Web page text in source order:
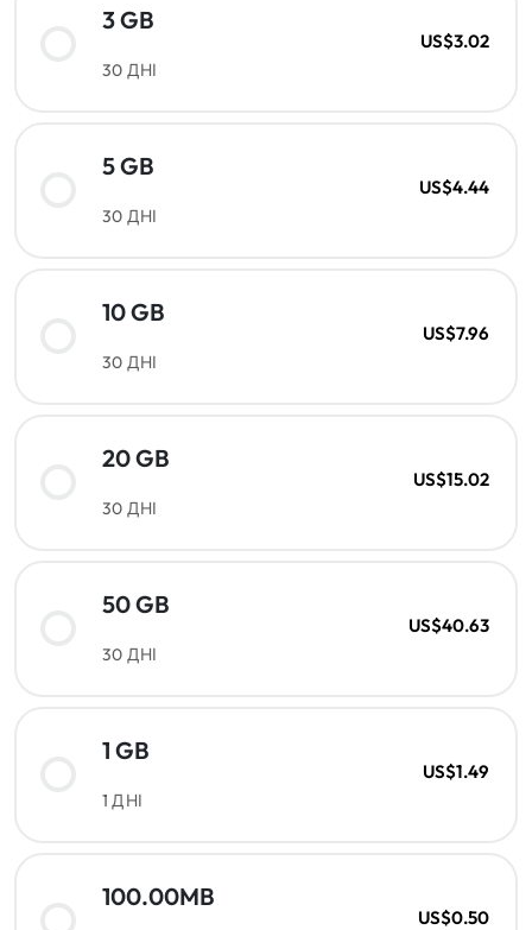
3 GB
30 ДНІ
US$3.02
5 GB
30 ДНІ
US$4.44
10 GB
30 ДНІ
US$7.96
20 GB
30 ДНІ
US$15.02
50 GB
30 ДНІ
US$40.63
1 GB
1 ДНІ
US$1.49
100.00MB
US$0.50